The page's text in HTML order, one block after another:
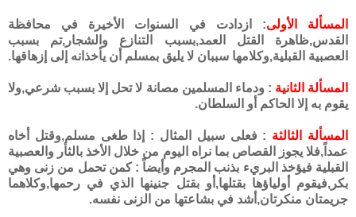
المسألة الأولى: ازدادت في السنوات الأخيرة في محافظة
القدس,ظاهرة القتل العمد,بسبب التنازع والشجار,تم بسبب
العصبية القبلية,وكلامها سببان لا يليق بمسلم أن يأخذانه إلى إزهاقها.
المسألة الثانية : ودماء المسلمين مصانة لا تحل إلا بسبب شرعي,ولا
يقوم به إلا الحاكم أو السلطان.
المسألة الثالثة : فعلى سبيل المثال : إذا طغى مسلم,وقتل أخاه
عمداً,فلا يجوز القصاص بما نراه اليوم من خلال الأخذ بالثأر والعصبية
القبلية فيؤخذ البريء بذنب المجرم وأيضاً : كمن تحمل من زنى وهي
بكر,فيقوم أولياؤها بقتلها,أو بقتل جنينها الذي في رحمها,وكلاهما
جريمتان منكرتان,أشد في بشاعتها من الزنى نفسه.